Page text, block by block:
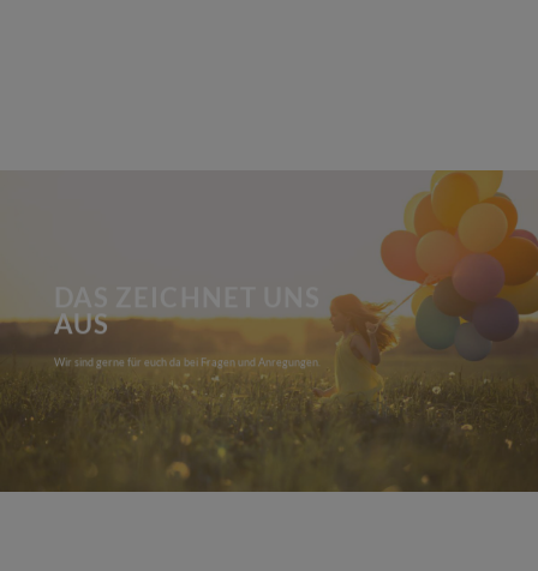
AUS
Wir sind gerne für euch da bei Fragen und Anregungen.